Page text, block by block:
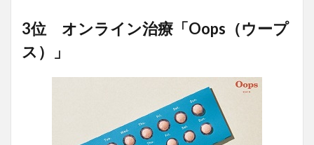
3位 オンライン治療「Oops（ウープ
ス）」